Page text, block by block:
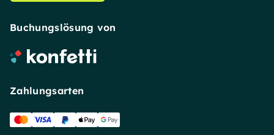
Buchungslösung von
Zahlungsarten